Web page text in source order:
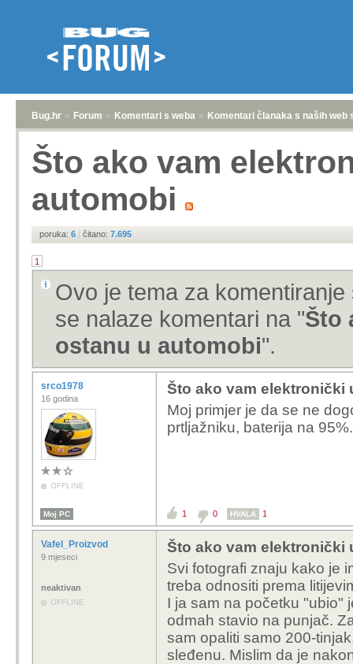
Bug.hr » Forum » Komentari s weba » Komentari članaka s naših web
Što ako vam
automobi
poruka: 6 | čitano: 7.695
1
Ovo je tema za
se nalaze komentari na "Što
ostanu u automobi".
srco1978
16 godina
OFFLINE
Što ako vam elektronički
Moj primjer je da se ne
prtljažniku, baterija na
Moj PC 1 0 HVALA 1
Vafel_Proizvod
9 mjeseci
neaktivan
OFFLINE
Što ako vam elektronički
Svi fotografi znaju kako je
treba odnositi prema
I ja sam na početku "ubio"
odmah stavio na punjač.
sam opaliti samo 200-
sleđenu. Mislim da je